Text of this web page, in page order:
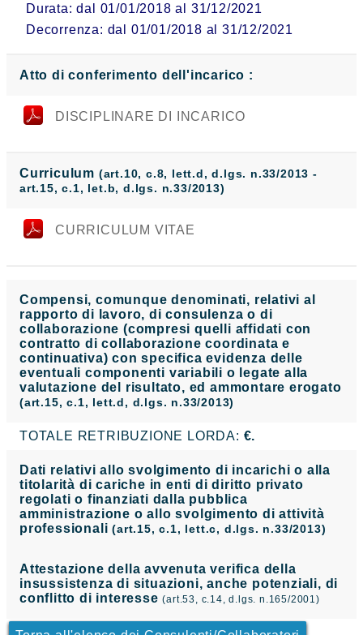
Durata: dal 01/01/2018 al 31/12/2021
Decorrenza: dal 01/01/2018 al 31/12/2021
Atto di conferimento dell'incarico :
DISCIPLINARE DI INCARICO
Curriculum (art.10, c.8, lett.d, d.lgs. n.33/2013 -
art.15, c.1, let.b, d.lgs. n.33/2013)
CURRICULUM VITAE
Compensi, comunque denominati, relativi al
rapporto di lavoro, di consulenza o di
collaborazione (compresi quelli affidati con
contratto di collaborazione coordinata e
continuativa) con specifica evidenza delle
eventuali componenti variabili o legate alla
valutazione del risultato, ed ammontare erogato
(art.15, c.1, lett.d, d.lgs. n.33/2013)
TOTALE RETRIBUZIONE LORDA: €.
Dati relativi allo svolgimento di incarichi o alla
titolarità di cariche in enti di diritto privato
regolati o finanziati dalla pubblica
amministrazione o allo svolgimento di attività
professionali(art.15, c.1, lett.c, d.lgs. n.33/2013)
Attestazione della avvenuta verifica della
insussistenza di situazioni, anche potenziali, di
conflitto di interesse(art.53, c.14, d.lgs. n.165/2001)